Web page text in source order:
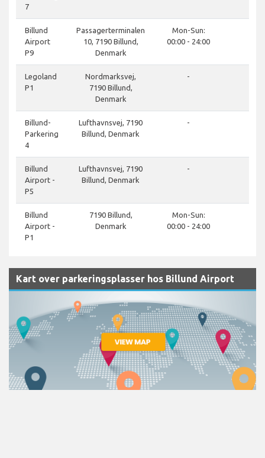
7
Billund
Airport
P9
Passagerterminalen
10, 7190 Billund,
Denmark
Mon-Sun:
00:00 - 24:00
Legoland
P1
Nordmarksvej,
7190 Billund,
Denmark
-
Billund-
Parkering
4
Lufthavnsvej, 7190
Billund, Denmark
-
Billund
Airport -
P5
Lufthavnsvej, 7190
Billund, Denmark
-
Billund
Airport -
P1
7190 Billund,
Denmark
Mon-Sun:
00:00 - 24:00
Kart over parkeringsplasser hos Billund Airport